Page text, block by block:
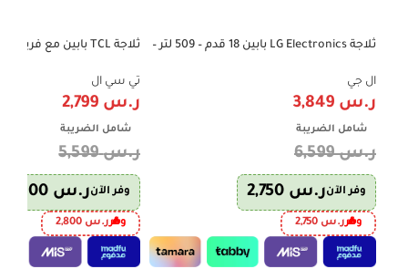
-42%
ثلاجة LG Electronics بابين 18 قدم – 509 لتر –
ال جي
ر.س
شامل الضريبة
ر.س6,599
وفر الآنر.س
وفرر.س 2,750
-50%
تي سي ال
ر.س
شامل الضريبة
ر.س5,599
وفر الآنر.س
وفرر.س 2,800